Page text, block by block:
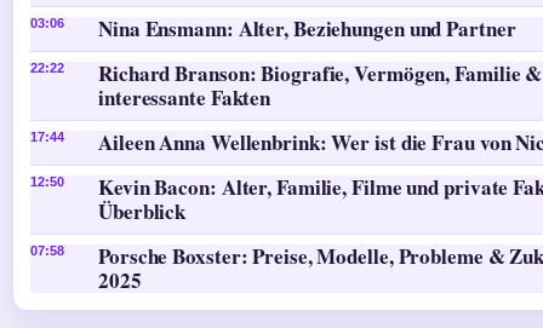
03:06 Nina Ensmann: Alter, Beziehungen und Partner
22:22
Richard Branson: Biografie, Vermögen, Familie &
interessante Fakten
17:44 Aileen Anna Wellenbrink: Wer ist die Frau von
12:50
Kevin Bacon: Alter, Familie, Filme und private
Überblick
07:58
Porsche Boxster: Preise, Modelle, Probleme &
2025